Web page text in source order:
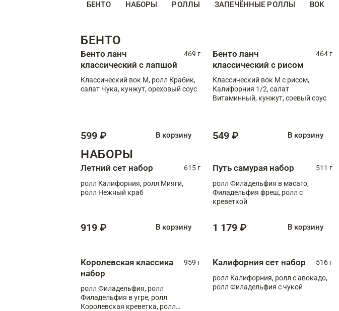
БЕНТО НАБОРЫ РОЛЛЫ ЗАПЕЧЁННЫЕ РОЛЛЫ ВОК
БЕНТО
Бенто ланч
классический с лапшой
469 г
Классический вок М, ролл Крабик,
салат Чука, кунжут, ореховый соус
599 ₽ В корзину
Бенто ланч
классический с рисом
464 г
Классический вок М с рисом,
Калифорния 1/2, салат
Витаминный, кунжут, соевый соус
549 ₽ В корзину
НАБОРЫ
Летний сет набор
615 г
ролл Калифорния, ролл Мияги,
ролл Нежный краб
919 ₽ В корзину
Путь самурая набор
511 г
ролл Филадельфия в масаго,
Филадельфия фреш, ролл с
креветкой
1 179 ₽ В корзину
Королевская классика
набор
959 г
ролл Филадельфия, ролл
Филадельфия в угре, ролл
Королевская креветка, ролл
Калифорния сет набор
516 г
ролл Калифорния, ролл с авокадо,
ролл Филадельфия с чукой